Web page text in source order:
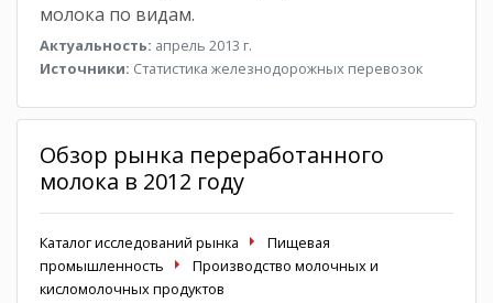
молока по видам.
Актуальность: апрель 2013 г.
Источники: Статистика железнодорожных перевозок
Обзор рынка переработанного
молока в 2012 году
Каталог исследований рынка
Пищевая
промышленность
Производство молочных и
кисломолочных продуктов